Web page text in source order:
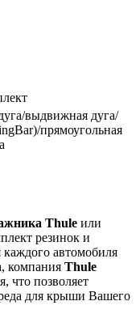
выдвижная дуга/
прямоугольная
Thule или
резинок и
каждого автомобиля
компания Thule
что позволяет
для крыши Вашего